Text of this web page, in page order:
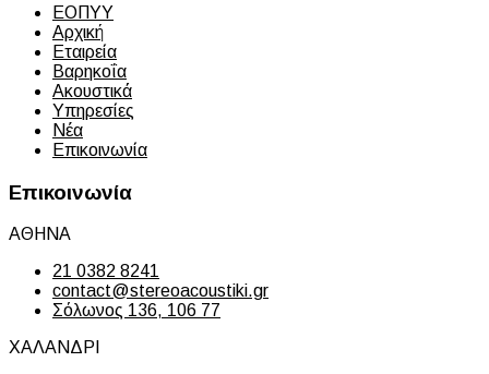
ΕΟΠΥΥ
Αρχική
Εταιρεία
Βαρηκοΐα
Ακουστικά
Υπηρεσίες
Νέα
Επικοινωνία
Επικοινωνία
ΑΘΗΝΑ
21 0382 8241
contact@stereoacoustiki.gr
Σόλωνος 136, 106 77
ΧΑΛΑΝΔΡΙ